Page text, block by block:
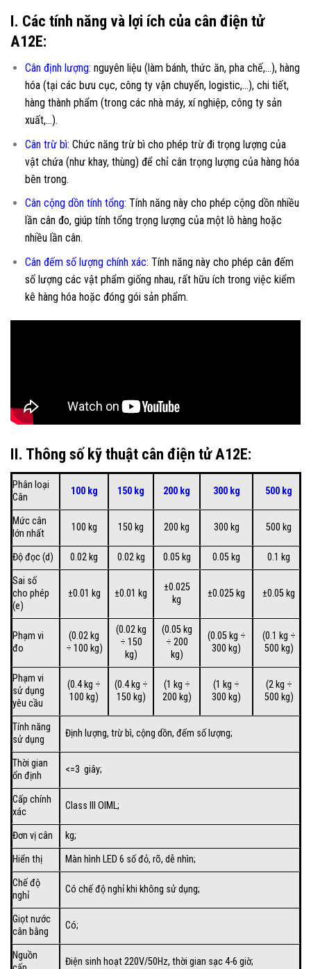
I. Các tính năng và lợi ích của cân điện tử
A12E:
Cân định lượng: nguyên liệu (làm bánh, thức ăn, pha chế,…), hàng
hóa (tại các bưu cục, công ty vận chuyển, logistic,…), chi tiết,
hàng thành phẩm (trong các nhà máy, xí nghiệp, công ty sản
xuất,…).
Cân trừ bì: Chức năng trừ bì cho phép trừ đi trọng lượng của
vật chứa (như khay, thùng) để chỉ cân trọng lượng của hàng hóa
bên trong.
Cân cộng dồn tính tổng: Tính năng này cho phép cộng dồn nhiều
lần cân đo, giúp tính tổng trọng lượng của một lô hàng hoặc
nhiều lần cân.
Cân đếm số lượng chính xác: Tính năng này cho phép cân đếm
số lượng các vật phẩm giống nhau, rất hữu ích trong việc kiểm
kê hàng hóa hoặc đóng gói sản phẩm.
II. Thông số kỹ thuật cân điện tử A12E:
Phân loại
Cân
100 kg 150 kg 200 kg 300 kg 500 kg
Mức cân
lớn nhất
100 kg 150 kg 200 kg 300 kg 500 kg
Độ đọc (d) 0.02 kg 0.02 kg 0.05 kg 0.05 kg
0.1 kg
Sai số
cho phép
(e)
±0.01 kg ±0.01 kg
±0.025
kg
±0.025 kg ±0.05 kg
Phạm vi
đo
(0.02 kg
÷ 100 kg)
(0.02 kg
÷ 150
kg)
(0.05 kg
÷ 200
kg)
(0.05 kg ÷
300 kg)
(0.1 kg ÷
500 kg)
Phạm vi
sử dụng
yêu cầu
(0.4 kg ÷
100 kg)
(0.4 kg ÷
150 kg)
(1 kg ÷
200 kg)
(1 kg ÷
300 kg)
(2 kg ÷
500 kg)
Tính năng
sử dụng
Định lượng, trừ bì, cộng dồn, đếm số lượng;
Thời gian
ổn định
<=3 giây;
Cấp chính
xác
Class III OIML;
Đơn vị cân
kg;
Hiển thị
Màn hình LED 6 số đỏ, rõ, dễ nhìn;
Chế độ
nghỉ
Có chế độ nghỉ khi không sử dụng;
Giọt nước
cân bằng
Có;
Nguồn
Điện sinh hoạt 220V/50Hz, thời gian sạc 4-6 giờ;